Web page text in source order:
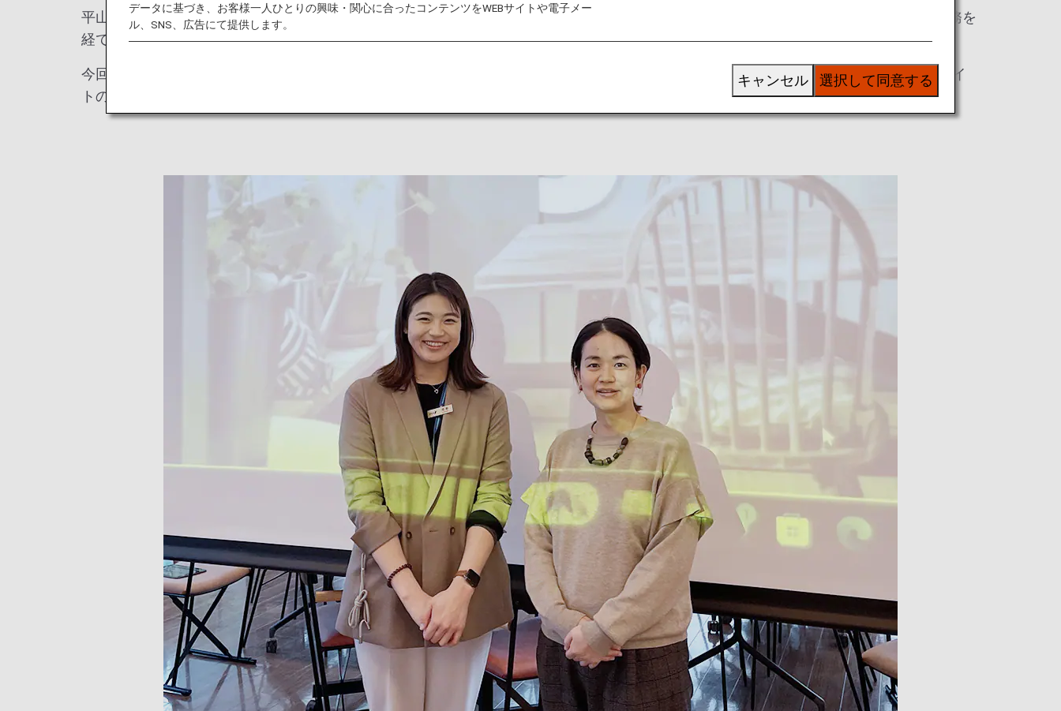
平山さんはイケア・ジャパン株式会社に中途で入社した後、マーケティング・マネジメント業務、リテールマネージャーアシスタント業務を
経て、現在サステナビリティ推進担当をされています。
今回はイケアのサステナビリティ戦略「ピープル・アンド・プラネット・ポジティブ」 をベースに、独自に展開されている消費者インサイ
トの結果を踏まえながら、「サステナブルな暮らしを一緒に考えよう」というテーマでお話しいただきました。
データに基づき、お客様一人ひとりの興味・関心に合ったコンテンツをWEBサイトや電子メー
ル、SNS、広告にて提供します。
選択して同意する
キャンセル